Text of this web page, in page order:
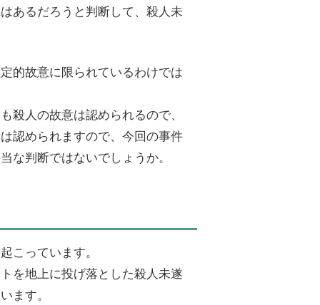
あるだろうと判断して、殺人未
的故意に限られているわけでは
殺人の故意は認められるので、
認められますので、今回の事件
な判断ではないでしょうか。
こっています。
を地上に投げ落とした殺人未遂
ます。